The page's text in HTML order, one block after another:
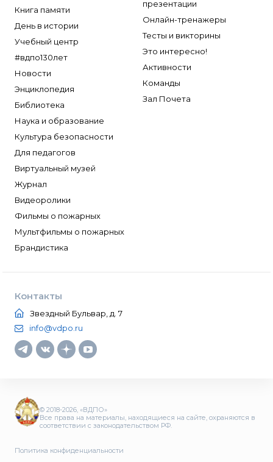
Книга памяти
День в истории
Учебный центр
#вдпо130лет
Новости
Энциклопедия
Библиотека
Наука и образование
Культура безопасности
Для педагогов
Виртуальный музей
Журнал
Видеоролики
Фильмы о пожарных
Мультфильмы о пожарных
Брандистика
презентации
Онлайн-тренажеры
Тесты и викторины
Это интересно!
Активности
Команды
Зал Почета
Контакты
Звездный Бульвар, д. 7
info@vdpo.ru
© 2018-2026, «ВДПО»
Все права на материалы, находящиеся на сайте, охраняются в
соответствии с законодательством РФ.
Политика конфиденциальности